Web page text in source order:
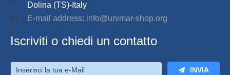
Dolina (TS)-Italy
E-mail address: info@unimar-shop.org
Iscriviti o chiedi un contatto
INVIA